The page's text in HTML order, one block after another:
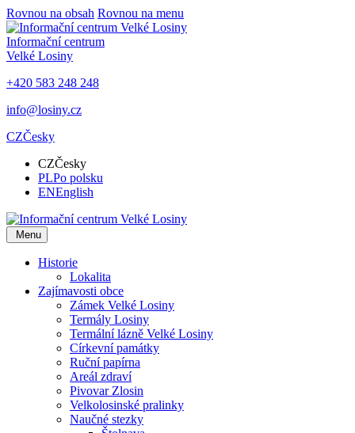
Rovnou na obsah Rovnou na menu
Informační centrum
Velké Losiny
+420 583 248 248
info@losiny.cz
CZČesky
CZČesky
PLPo polsku
ENEnglish
Menu
Historie
Lokalita
Zajímavosti obce
Zámek Velké Losiny
Termály Losiny
Termální lázně Velké Losiny
Církevní památky
Ruční papírna
Areál zdraví
Pivovar Zlosin
Velkolosinské pralinky
Naučné stezky